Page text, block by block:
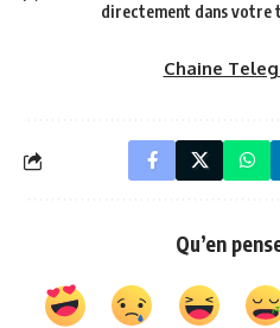
directement dans votre
Chaine
Qu’en